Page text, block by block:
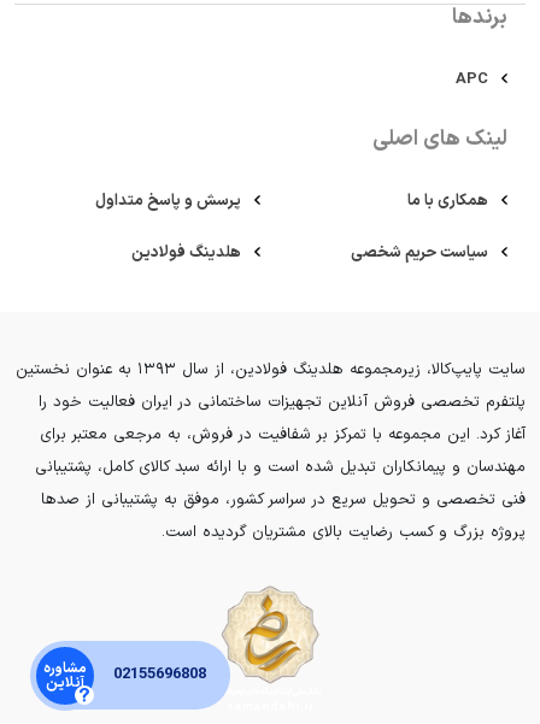
برندها
APC
لینک های اصلی
همکاری با ما پرسش و پاسخ متداول
سیاست حریم شخصی هلدینگ فولادین
سایت پایپ‌کالا، زیرمجموعه هلدینگ فولادین، از سال ۱۳۹۳ به عنوان نخستین
پلتفرم تخصصی فروش آنلاین تجهیزات ساختمانی در ایران فعالیت خود را
آغاز کرد. این مجموعه با تمرکز بر شفافیت در فروش، به مرجعی معتبر برای
مهندسان و پیمانکاران تبدیل شده است و با ارائه سبد کالای کامل، پشتیبانی
فنی تخصصی و تحویل سریع در سراسر کشور، موفق به پشتیبانی از صدها
پروژه بزرگ و کسب رضایت بالای مشتریان گردیده است.
مشاوره
آنلاین 02155696808